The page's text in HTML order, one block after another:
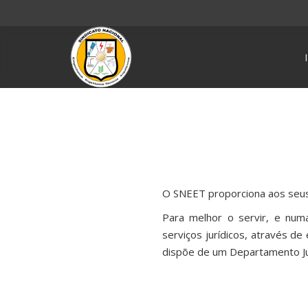
O SNEET proporciona aos
Para melhor o servir, e
serviços jurídicos, através de
dispõe de um Departamento